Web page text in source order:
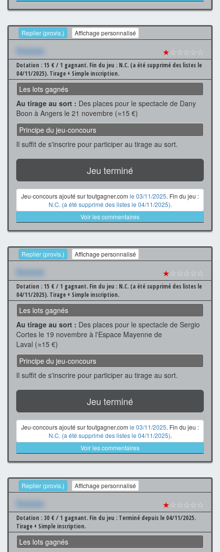
Replier (provis.) Affichage personnalisé
Xxxxxxx ★☆☆☆☆☆
Dotation : 15 € / 1 gagnant. Fin du jeu : N.C. (a été supprimé des listes le
04/11/2025). Tirage + Simple inscription.
Les lots gagnés
Au tirage au sort : Des places pour le spectacle de Dany
Boon à Angers le 21 novembre (≈15 €)
Principe du jeu-concours
Il suffit de s'inscrire pour participer au tirage au sort.
Jeu terminé
Jeu-concours ajouté sur toutgagner.com le 03/11/2025. Fin du jeu :
N.C. (a été supprimé des listes le 04/11/2025).
Voir les commentaires
Replier (provis.) Affichage personnalisé
Xxxxxxx ★☆☆☆☆☆
Dotation : 15 € / 1 gagnant. Fin du jeu : N.C. (a été supprimé des listes le
04/11/2025). Tirage + Simple inscription.
Les lots gagnés
Au tirage au sort : Des places pour le spectacle de Sergio
Cortes le 19 novembre à l'Espace Mayenne de
Laval (≈15 €)
Principe du jeu-concours
Il suffit de s'inscrire pour participer au tirage au sort.
Jeu terminé
Jeu-concours ajouté sur toutgagner.com le 03/11/2025. Fin du jeu :
N.C. (a été supprimé des listes le 04/11/2025).
Voir les commentaires
Replier (provis.) Affichage personnalisé
Xxxxxxx ★☆☆☆☆☆
Dotation : 30 € / 1 gagnant. Fin du jeu : Terminé depuis le 04/11/2025.
Tirage + Simple inscription.
Les lots gagnés